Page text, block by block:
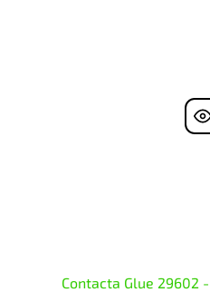
Contacta Glue 29602